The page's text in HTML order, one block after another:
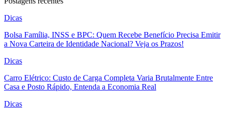
Dicas
Bolsa Família, INSS e BPC: Quem Recebe Benefício Precisa Emitir
a Nova Carteira de Identidade Nacional? Veja os Prazos!
Dicas
Carro Elétrico: Custo de Carga Completa Varia Brutalmente Entre
Casa e Posto Rápido, Entenda a Economia Real
Dicas